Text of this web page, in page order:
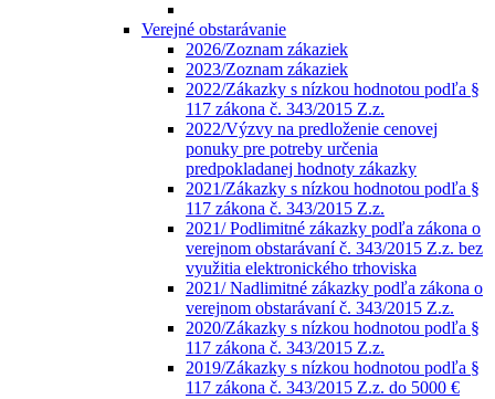
Verejné obstarávanie
2026/Zoznam zákaziek
2023/Zoznam zákaziek
2022/Zákazky s nízkou hodnotou podľa §
117 zákona č. 343/2015 Z.z.
2022/Výzvy na predloženie cenovej
ponuky pre potreby určenia
predpokladanej hodnoty zákazky
2021/Zákazky s nízkou hodnotou podľa §
117 zákona č. 343/2015 Z.z.
2021/ Podlimitné zákazky podľa zákona o
verejnom obstarávaní č. 343/2015 Z.z. bez
využitia elektronického trhoviska
2021/ Nadlimitné zákazky podľa zákona o
verejnom obstarávaní č. 343/2015 Z.z.
2020/Zákazky s nízkou hodnotou podľa §
117 zákona č. 343/2015 Z.z.
2019/Zákazky s nízkou hodnotou podľa §
117 zákona č. 343/2015 Z.z. do 5000 €